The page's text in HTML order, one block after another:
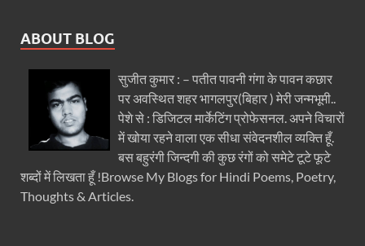
ABOUT BLOG
सुजीत कुमार : – पतीत पावनी गंगा के पावन कछार
पर अवस्थित शहर भागलपुर(बिहार ) मेरी जन्मभूमी..
पेशे से : डिजिटल मार्केटिंग प्रोफेसनल. अपने विचारों
में खोया रहने वाला एक सीधा संवेदनशील व्यक्ति हूँ.
बस बहुरंगी जिन्दगी की कुछ रंगों को समेटे टूटे फूटे
शब्दों में लिखता हूँ !Browse My Blogs for Hindi Poems, Poetry,
Thoughts & Articles.